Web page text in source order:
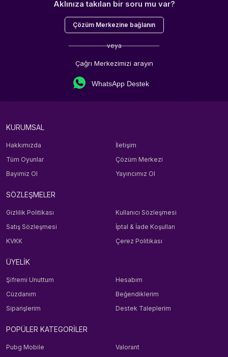
Aklınıza takılan bir soru mu var?
Çözüm Merkezine bağlanın
veya
Çağrı Merkezimizi arayın
WhatsApp Destek
KURUMSAL
Hakkımızda
İletişim
Tüm Oyunlar
Çözüm Merkezi
Bayimiz Ol
Yayıncımız Ol
SÖZLEŞMELER
Gizlilik Politikası
Kullanıcı Sözleşmesi
Satış Sözleşmesi
İptal & İade Koşulları
KVKK
Çerez Politikası
ÜYELİK
Şifremi Unuttum
Hesabım
Cüzdanım
Beğendiklerim
Siparişlerim
Destek Taleplerim
POPÜLER KATEGORİLER
Pubg Mobile
Valorant